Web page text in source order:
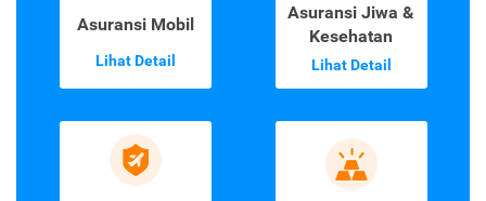
Asuransi Mobil
Lihat Detail
Asuransi Jiwa &
Kesehatan
Lihat Detail